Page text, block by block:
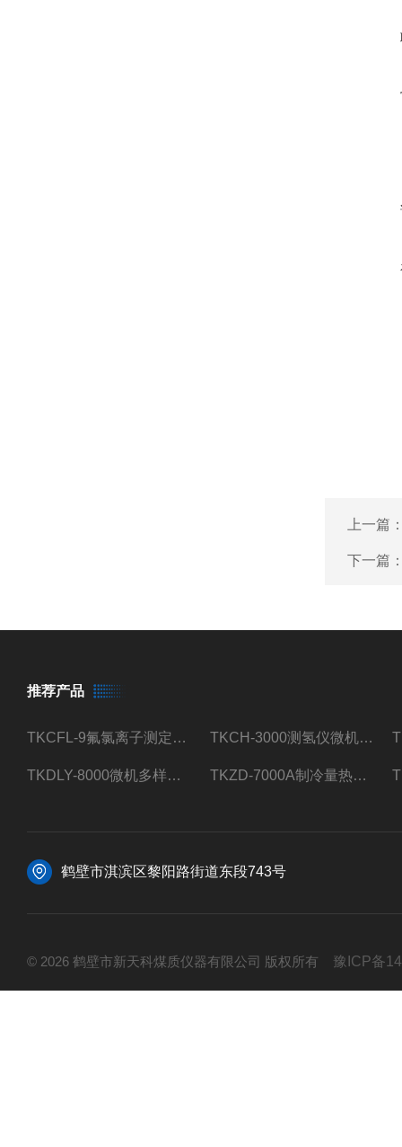
上一篇
下一篇
推荐产品
TKCFL-9氟氯离子测定仪自动煤质检测 TKCH-3000测氢仪微机氢元素测定煤质检测
TKDLY-8000微机多样测硫仪自动定硫仪化验室硫含量测定 TKZD-7000A制冷量热仪自动升降热值仪煤质检测
鹤壁市淇滨区黎阳路街道东段743号
© 2026 鹤壁市新天科煤质仪器有限公司 版权所有 豫ICP备